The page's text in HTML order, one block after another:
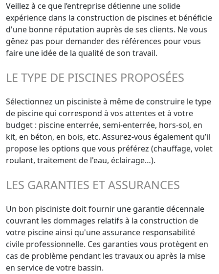
Veillez à ce que l’entreprise détienne une solide
expérience dans la construction de piscines et bénéficie
d'une bonne réputation auprès de ses clients. Ne vous
gênez pas pour demander des références pour vous
faire une idée de la qualité de son travail.
LE TYPE DE PISCINES PROPOSÉES
Sélectionnez un pisciniste à même de construire le type
de piscine qui correspond à vos attentes et à votre
budget : piscine enterrée, semi-enterrée, hors-sol, en
kit, en béton, en bois, etc. Assurez-vous également qu’il
propose les options que vous préférez (chauffage, volet
roulant, traitement de l'eau, éclairage…).
LES GARANTIES ET ASSURANCES
Un bon pisciniste doit fournir une garantie décennale
couvrant les dommages relatifs à la construction de
votre piscine ainsi qu'une assurance responsabilité
civile professionnelle. Ces garanties vous protègent en
cas de problème pendant les travaux ou après la mise
en service de votre bassin.